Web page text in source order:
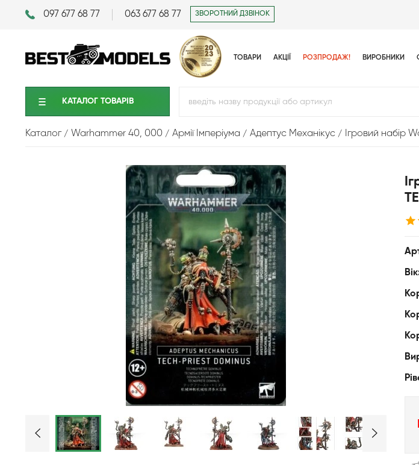
097 677 68 77 063 677 68 77 ЗВОРОТНИЙ ДЗВІНОК
ТОВАРИ АКЦІЇ РОЗПРОДАЖ! ВИРОБНИКИ
КАТАЛОГ ТОВАРIВ
Каталог Warhammer 40, 000 Армії Імперіума Адептус Механікус Ігровий набір